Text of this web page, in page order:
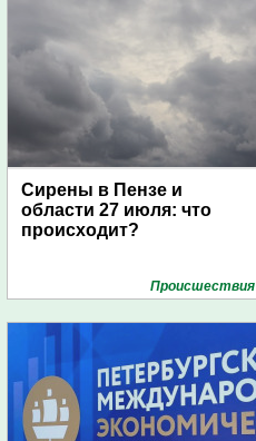
Сирены в Пензе и
области 27 июля: что
происходит?
Проиcшествия